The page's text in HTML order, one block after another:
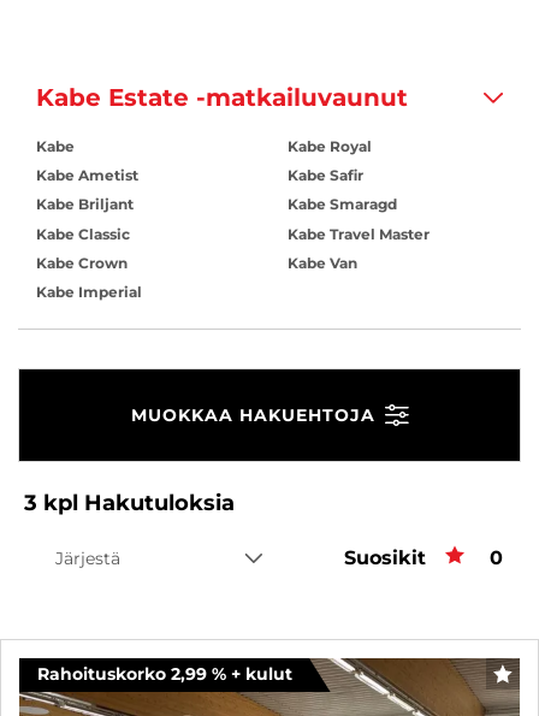
Kabe Estate -matkailuvaunut
Kabe
Kabe Ametist
Kabe Briljant
Kabe Classic
Kabe Crown
Kabe Imperial
Kabe Royal
Kabe Safir
Kabe Smaragd
Kabe Travel Master
Kabe Van
MUOKKAA HAKUEHTOJA
3 kpl Hakutuloksia
Järjestä Suosikit 0
Rahoituskorko 2,99 % + kulut